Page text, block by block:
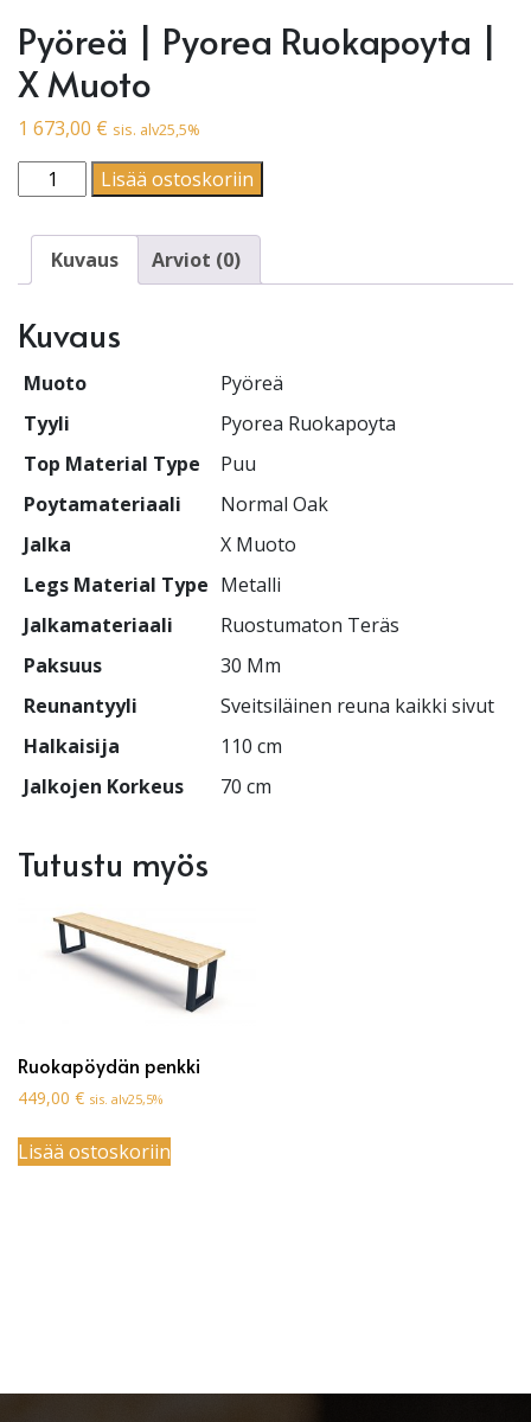
Pyöreä | Pyorea Ruokapoyta |
X Muoto
1 673,00 € sis. alv25,5%
Pyöreä | Pyorea Ruokapoyta | X Muoto määrä
Lisää ostoskoriin
Kuvaus Arviot (0)
Kuvaus
Muoto
Pyöreä
Tyyli
Pyorea Ruokapoyta
Top Material Type
Puu
Poytamateriaali
Normal Oak
Jalka
X Muoto
Legs Material Type Metalli
Jalkamateriaali
Ruostumaton Teräs
Paksuus
30 Mm
Reunantyyli
Sveitsiläinen reuna kaikki sivut
Halkaisija
110 cm
Jalkojen Korkeus
70 cm
Tutustu myös
Ruokapöydän penkki
449,00 € sis. alv25,5%
Lisää ostoskoriin